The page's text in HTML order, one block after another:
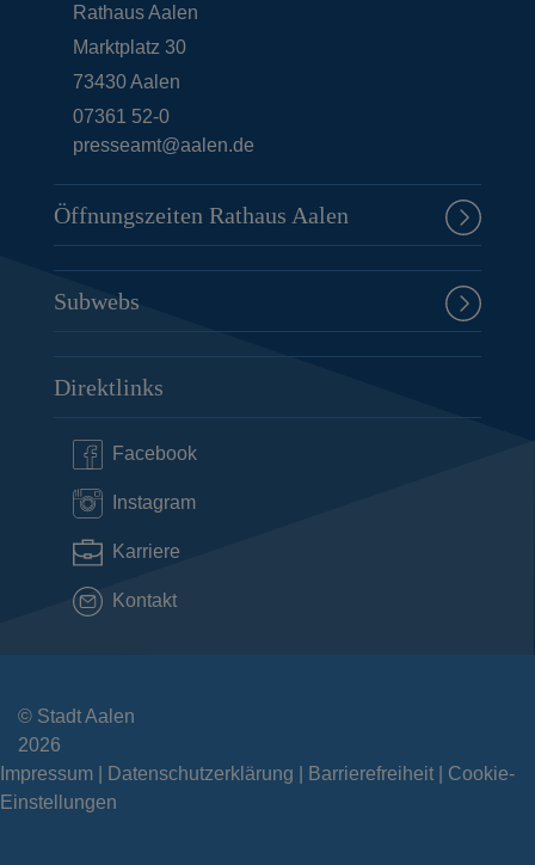
Rathaus Aalen
Marktplatz 30
73430Aalen
07361 52-0
presseamt@aalen.de
Öffnungszeiten Rathaus Aalen
Subwebs
Direktlinks
Facebook
Instagram
Karriere
Kontakt
© Stadt Aalen
2026
Impressum
Datenschutzerklärung Barrierefreiheit
Cookie-
Einstellungen